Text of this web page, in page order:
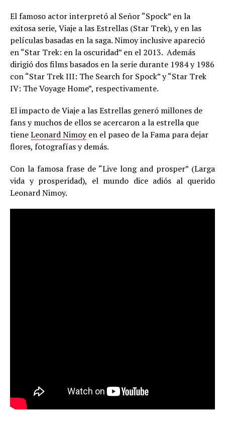
El famoso actor interpretó al Señor “Spock” en la
exitosa serie, Viaje a las Estrellas (Star Trek), y en las
películas basadas en la saga. Nimoy inclusive apareció
en “Star Trek: en la oscuridad” en el 2013. Además
dirigió dos films basados en la serie durante 1984 y 1986
con “Star Trek III: The Search for Spock” y “Star Trek
IV: The Voyage Home”, respectivamente.
El impacto de Viaje a las Estrellas generó millones de
fans y muchos de ellos se acercaron a la estrella que
tieneLeonard Nimoyen el paseo de la Fama para dejar
flores, fotografías y demás.
Con la famosa frase de “Live long and prosper” (Larga
vida y prosperidad), el mundo dice adiós al querido
Leonard Nimoy.